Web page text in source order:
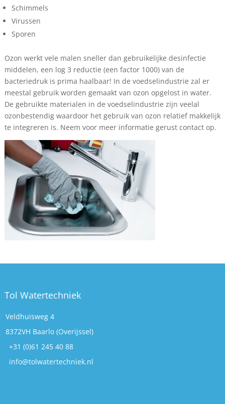
Schimmels
Virussen
Sporen
Ozon werkt vele malen sneller dan gebruikelijke desinfectie
middelen, een log 3 reductie (een factor 1000) van de
bacteriedruk is prima haalbaar! In de voedselindustrie zal er
meestal gebruik worden gemaakt van ozon opgelost in water.
De gebruikte materialen in de voedselindustrie zijn veelal
ozonbestendig waardoor het gebruik van ozon relatief makkelijk
te integreren is. Neem voor meer informatie gerust contact op.
Tol Watertechniek
Veldhuisweg 4
8372VH Baarlo (Overijssel)
+31 (0)61 245 40 88
info@tolwatertechniek.nl